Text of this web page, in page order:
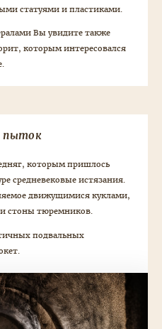
статуями и пластиками.
Вы увидите также
которым интересовался
пыток
которым пришлось
средневековые истязания.
движущимися куклами,
стоны тюремников.
подвальных